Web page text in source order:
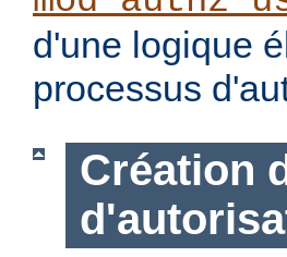
d'une logique
processus
Création